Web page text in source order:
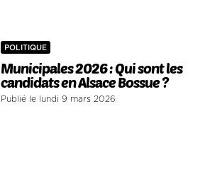
POLITIQUE
Municipales 2026 : Qui sont les
candidats en Alsace Bossue ?
Publié le lundi 9 mars 2026